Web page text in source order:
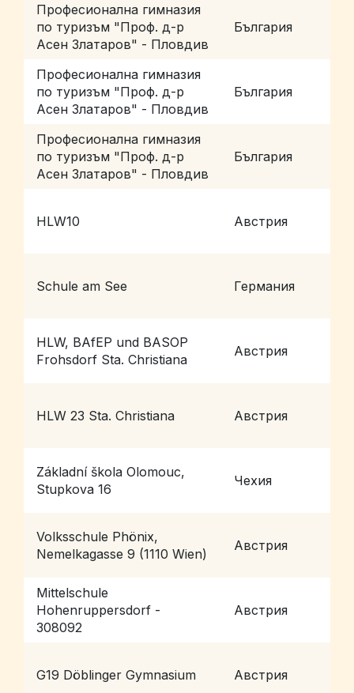
Професионална гимназия
по туризъм "Проф. д-р
Асен Златаров" - Пловдив
България
Професионална гимназия
по туризъм "Проф. д-р
Асен Златаров" - Пловдив
България
Професионална гимназия
по туризъм "Проф. д-р
Асен Златаров" - Пловдив
България
HLW10 Австрия
Schule am See Германия
HLW, BAfEP und BASOP
Frohsdorf Sta. Christiana
Австрия
HLW 23 Sta. Christiana Австрия
Základní škola Olomouc,
Stupkova 16
Чехия
Volksschule Phönix,
Nemelkagasse 9 (1110 Wien)
Австрия
Mittelschule
Hohenruppersdorf -
308092
Австрия
G19 Döblinger Gymnasium Австрия